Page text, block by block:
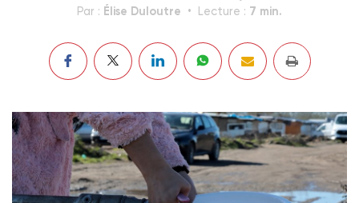
Par : Élise Duloutre Lecture : 7 min.